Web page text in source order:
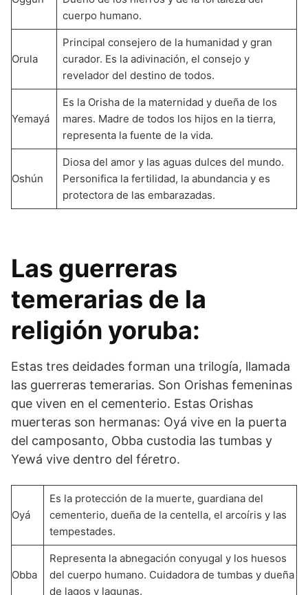
cuerpo humano.
Orula
Principal consejero de la humanidad y gran
curador. Es la adivinación, el consejo y
revelador del destino de todos.
Yemayá
Es la Orisha de la maternidad y dueña de los
mares. Madre de todos los hijos en la tierra,
representa la fuente de la vida.
Oshún
Diosa del amor y las aguas dulces del mundo.
Personifica la fertilidad, la abundancia y es
protectora de las embarazadas.
Las guerreras
temerarias de la
religión yoruba:
Estas tres deidades forman una trilogía, llamada
las guerreras temerarias. Son Orishas femeninas
que viven en el cementerio. Estas Orishas
muerteras son hermanas: Oyá vive en la puerta
del camposanto, Obba custodia las tumbas y
Yewá vive dentro del féretro.
Oyá
Es la protección de la muerte, guardiana del
cementerio, dueña de la centella, el arcoíris y las
tempestades.
Obba
Representa la abnegación conyugal y los huesos
del cuerpo humano. Cuidadora de tumbas y dueña
de lagos y lagunas.